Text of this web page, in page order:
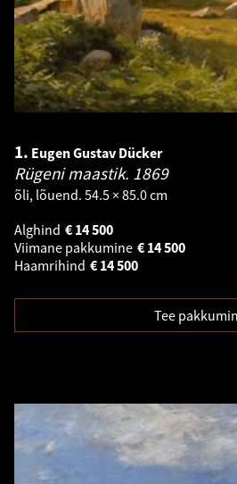
1. Eugen Gustav Dücker
Rügeni maastik. 1869
õli, lõuend. 54.5 × 85.0 cm
Alghind
14 500
€
Viimane pakkumine
14 500
€
Haamrihind
14 500
€
Tee